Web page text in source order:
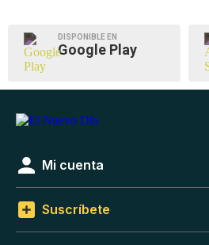
DISPONIBLE EN
Google Play
Mi cuenta
Suscríbete